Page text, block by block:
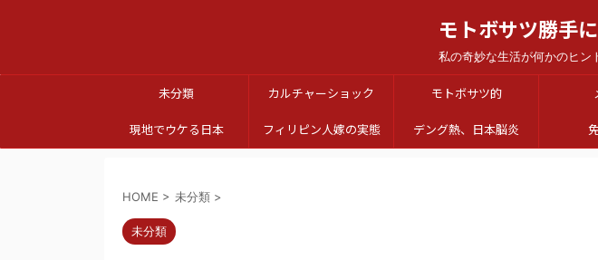
モトボサツ勝手
私の奇妙な生活が何かのヒ
未分類 カルチャーショック モトボサツ的
現地でウケる日本 フィリピン人嫁の実態 デング熱、日本脳炎
HOME > 未分類 >
未分類